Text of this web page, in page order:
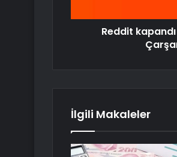
Reddit
İlgili Makaleler